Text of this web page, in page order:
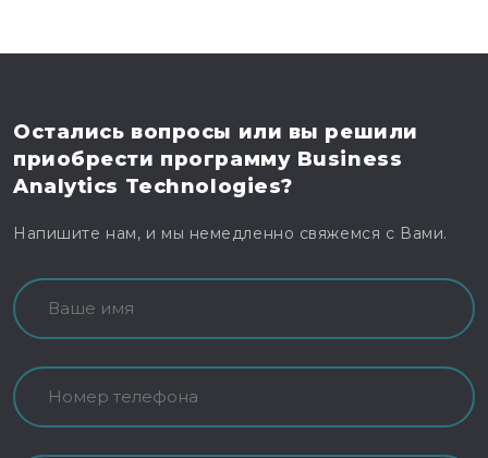
Остались вопросы или вы решили
приобрести программу Business
Analytics Technologies?
Напишите нам, и мы немедленно свяжемся с Вами.